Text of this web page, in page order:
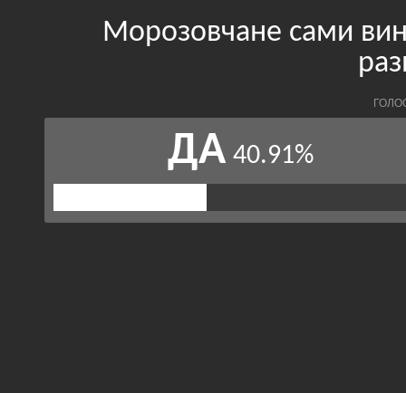
Морозовчане сами
ДА 40.91%